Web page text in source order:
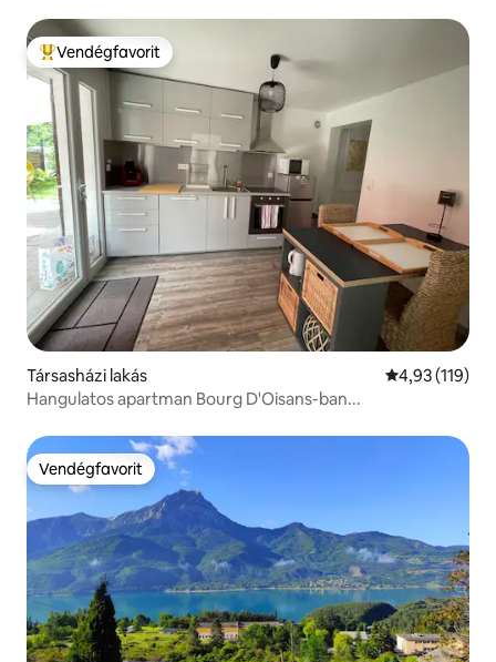
Kiemelt vendégfavorit
Vendégfavorit
Társasházi lakás Átlagos
4,93 (119)
Hangulatos apartman Bourg D'Oisans-ban...
Vendégfavorit
Vendégfavorit